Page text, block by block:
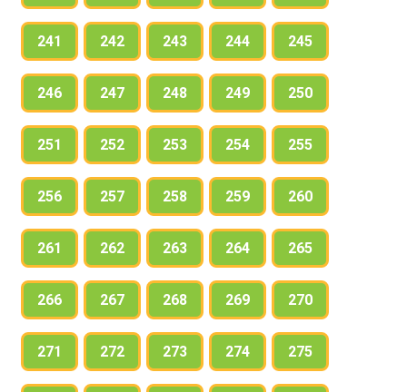
241 242 243 244 245
246 247 248 249 250
251 252 253 254 255
256 257 258 259 260
261 262 263 264 265
266 267 268 269 270
271 272 273 274 275